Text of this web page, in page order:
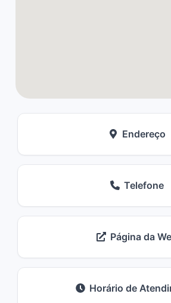
Endereço
Telefone
Página da
Horário de